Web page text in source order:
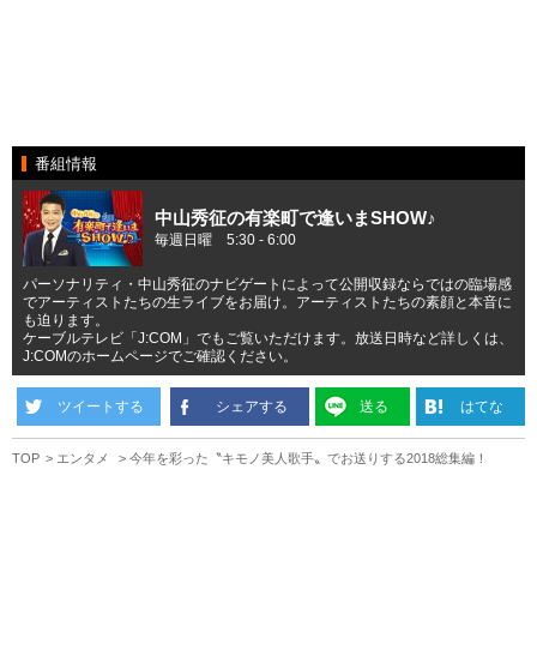
番組情報
中山秀征の有楽町で逢いまSHOW♪
毎週日曜 5:30 - 6:00
パーソナリティ・中山秀征のナビゲートによって公開収録ならではの臨場感
でアーティストたちの生ライブをお届け。アーティストたちの素顔と本音に
も迫ります。
ケーブルテレビ「J:COM」でもご覧いただけます。放送日時など詳しくは、
J:COMのホームページでご確認ください。
ツイートする シェアする 送る はてな
TOP エンタメ 今年を彩った〝キモノ美人歌手〟でお送りする2018総集編！